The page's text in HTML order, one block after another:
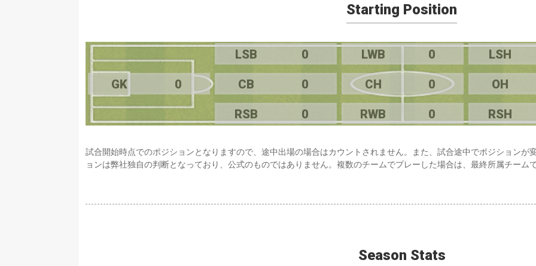
Starting Position
LSB 0 LWB 0 LSH
GK 0 CB 0 CH 0 OH
RSB 0 RWB 0 RSH
試合開始時点でのポジションとなりますので、途中出場の場合はカウントされません。また、試合途中でポジションが
ョンは弊社独自の判断となっており、公式のものではありません。複数のチームでプレーした場合は、最終所属チーム
Season Stats